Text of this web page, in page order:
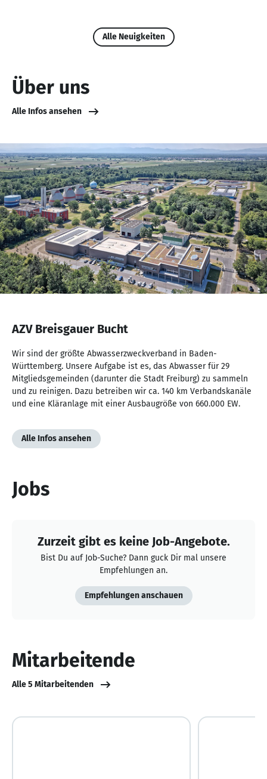
Alle Neuigkeiten
Über uns
Alle Infos ansehen
AZV Breisgauer Bucht
Wir sind der größte Abwasserzweckverband in Baden-
Württemberg. Unsere Aufgabe ist es, das Abwasser für 29
Mitgliedsgemeinden (darunter die Stadt Freiburg) zu sammeln
und zu reinigen. Dazu betreiben wir ca. 140 km Verbandskanäle
und eine Kläranlage mit einer Ausbaugröße von 660.000 EW.
Alle Infos ansehen
Jobs
Zurzeit gibt es keine Job-Angebote.
Bist Du auf Job-Suche? Dann guck Dir mal unsere
Empfehlungen an.
Empfehlungen anschauen
Mitarbeitende
Alle 5 Mitarbeitenden